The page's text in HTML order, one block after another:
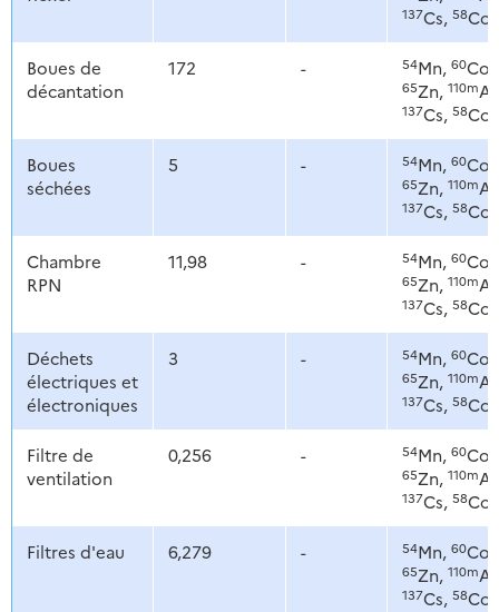
137Cs, 58Co
Boues de
décantation
172 - 54Mn, 60Co,
65Zn, 110m
137Cs, 58Co
Boues
séchées
5 - 54Mn, 60Co,
65Zn, 110m
137Cs, 58Co
Chambre
RPN
11,98 - 54Mn, 60Co,
65Zn, 110m
137Cs, 58Co
Déchets
électriques et
électroniques
3 - 54Mn, 60Co,
65Zn, 110m
137Cs, 58Co
Filtre de
ventilation
0,256 - 54Mn, 60Co,
65Zn, 110m
137Cs, 58Co
Filtres d'eau 6,279 - 54Mn, 60Co,
65Zn, 110m
137Cs, 58Co